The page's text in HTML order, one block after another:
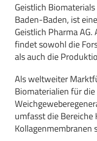
Geistlich
Baden-Baden, ist
Geistlich Pharma
findet sowohl die
als auch die
Als weltweiter
Biomaterialien für
umfasst die
Kollagenmembranen